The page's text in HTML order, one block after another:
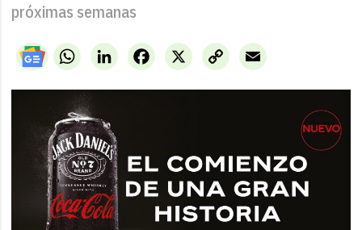
próximas semanas
WhatsAppLinkedIn X
Facebook
Copy
Link
Email